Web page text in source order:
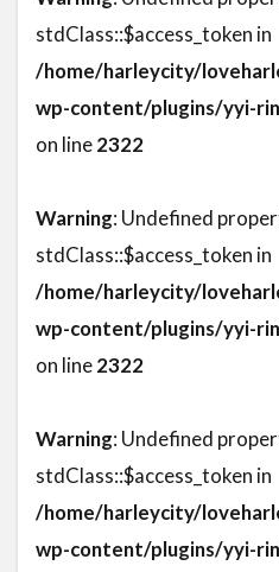
stdClass::$access_token in
/home/harleycity/
wp-content/plugins/yyi-
on line2322
Warning: Undefined
stdClass::$access_token in
/home/harleycity/
wp-content/plugins/yyi-
on line2322
Warning: Undefined
stdClass::$access_token in
/home/harleycity/
wp-content/plugins/yyi-